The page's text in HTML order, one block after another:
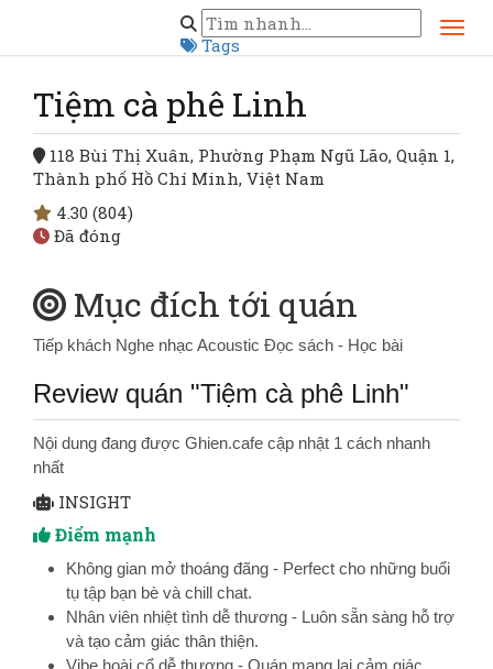
Tags
Hồ Chí Minh
Tiệm cà phê Linh
Tiệm cà phê Linh
118 Bùi Thị Xuân, Phường Phạm Ngũ Lão, Quận 1,
Thành phố Hồ Chí Minh, Việt Nam
4.30 (804)
Đã đóng
Mục đích tới quán
Tiếp khách Nghe nhạc Acoustic Đọc sách - Học bài
Review quán "Tiệm cà phê Linh"
Nội dung đang được Ghien.cafe cập nhật 1 cách nhanh
nhất
INSIGHT
Điểm mạnh
Không gian mở thoáng đãng - Perfect cho những buổi
tụ tập bạn bè và chill chat.
Nhân viên nhiệt tình dễ thương - Luôn sẵn sàng hỗ trợ
và tạo cảm giác thân thiện.
Vibe hoài cổ dễ thương - Quán mang lại cảm giác